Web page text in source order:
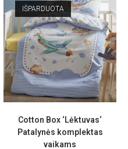
IŠPARDUOTA
Cotton Box ‘Lėktuvas‘
Patalynės komplektas
vaikams